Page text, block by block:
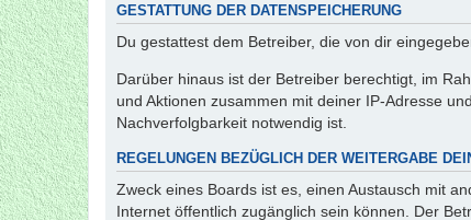
GESTATTUNG DER DATENSPEICHERUNG
Du gestattest dem Betreiber, die von dir
Darüber hinaus ist der Betreiber berechtigt, im
und Aktionen zusammen mit deiner IP-Adresse
Nachverfolgbarkeit notwendig ist.
REGELUNGEN BEZÜGLICH DER WEITERGABE
Zweck eines Boards ist es, einen Austausch mit
Internet öffentlich zugänglich sein können. Der